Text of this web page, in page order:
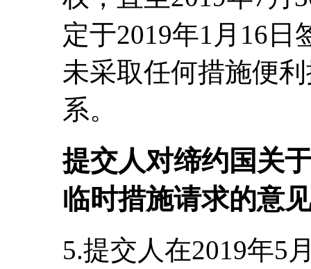
定于2019年1月16
未采取任何措施便
系。
提交人对缔约国关
临时措施请求的意
5.提交人在2019年5